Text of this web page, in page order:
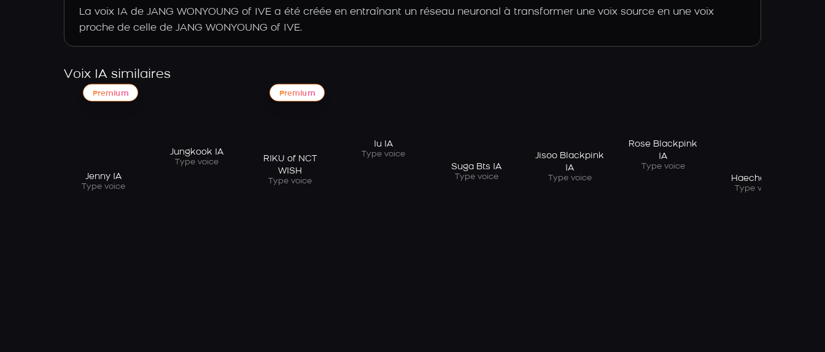
La voix IA de JANG WONYOUNG of IVE a été créée en entraînant un réseau neuronal à transformer une voix source en une voix
proche de celle de JANG WONYOUNG of IVE.
Voix IA similaires
Premium
Jenny IA
Type voice
Jungkook IA
Type voice
Premium
RIKU of NCT
WISH
Type voice
Iu IA
Type voice
Suga Bts IA
Type voice
Jisoo Blackpink
IA
Type voice
Rose Blackpink
IA
Type voice
Haechan IA
Type voice